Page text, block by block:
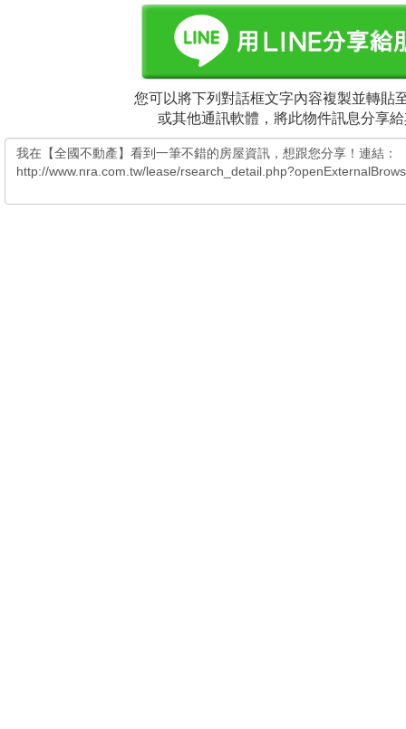
您可以將下列對話框文字內容複製並轉貼
或其他通訊軟體，將此物件訊息分享